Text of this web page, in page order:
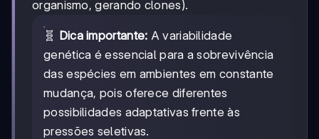
organismo, gerando clones).
🧬 Dica importante: A variabilidade
genética é essencial para a sobrevivência
das espécies em ambientes em constante
mudança, pois oferece diferentes
possibilidades adaptativas frente às
pressões seletivas.